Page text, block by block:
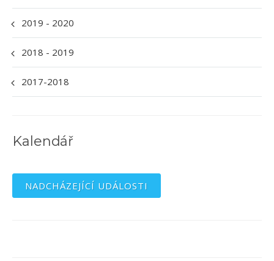
2019 - 2020
2018 - 2019
2017-2018
Kalendář
NADCHÁZEJÍCÍ UDÁLOSTI